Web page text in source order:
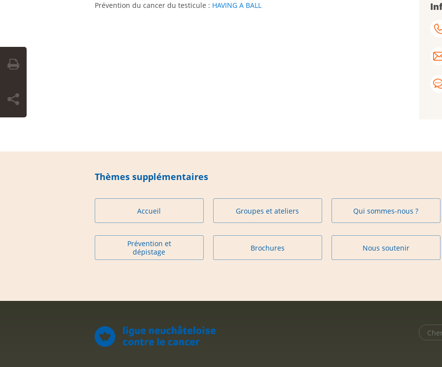
Prévention du cancer du testicule : HAVING A BALL
Thèmes supplémentaires
Accueil Groupes et ateliers Qui sommes-nous ?
Prévention et
dépistage
Brochures Nous soutenir